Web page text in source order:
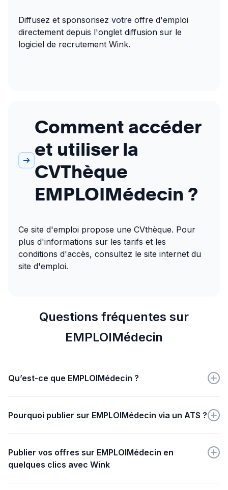
Diffusez et sponsorisez votre offre d'emploi
directement depuis l'onglet diffusion sur le
logiciel de recrutement Wink.
Comment accéder
et utiliser la
CVThèque
EMPLOIMédecin ?
Ce site d'emploi propose une CVthèque. Pour
plus d'informations sur les tarifs et les
conditions d'accès, consultez le site internet du
site d'emploi.
Questions fréquentes sur
EMPLOIMédecin
Qu’est-ce que EMPLOIMédecin ?
médecins et professions médicales.
Pourquoi publier sur EMPLOIMédecin via un ATS ?
gestion des candidatures, améliore la visibilité des
offres et optimise le recrutement grâce à une
Publier vos offres sur EMPLOIMédecin en
quelques clics avec Wink